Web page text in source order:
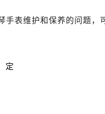
前预约）
手表维护和保养的问题，